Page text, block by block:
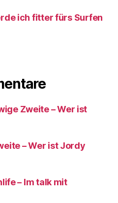
ich fitter fürs Surfen
Zweite – Wer ist
– Wer ist Jordy
– Im talk mit